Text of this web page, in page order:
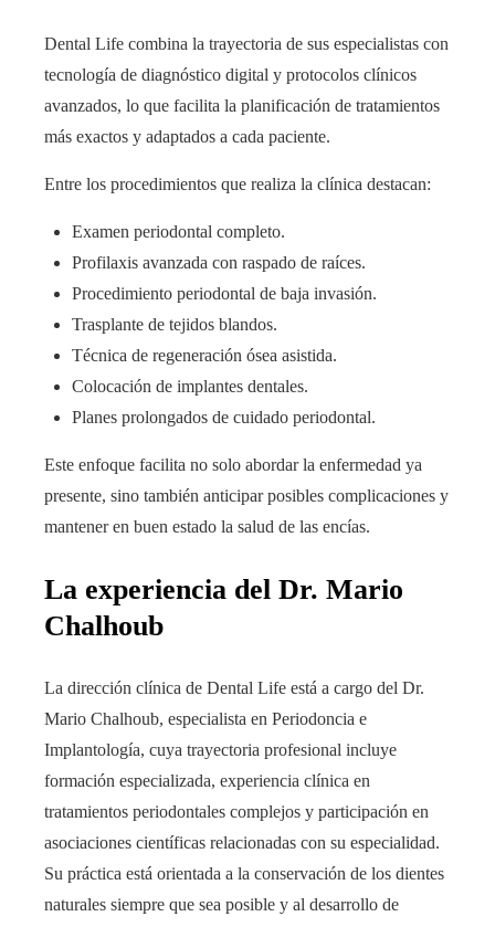
Dental Life combina la trayectoria de sus especialistas con
tecnología de diagnóstico digital y protocolos clínicos
avanzados, lo que facilita la planificación de tratamientos
más exactos y adaptados a cada paciente.
Entre los procedimientos que realiza la clínica destacan:
Examen periodontal completo.
Profilaxis avanzada con raspado de raíces.
Procedimiento periodontal de baja invasión.
Trasplante de tejidos blandos.
Técnica de regeneración ósea asistida.
Colocación de implantes dentales.
Planes prolongados de cuidado periodontal.
Este enfoque facilita no solo abordar la enfermedad ya
presente, sino también anticipar posibles complicaciones y
mantener en buen estado la salud de las encías.
La experiencia del Dr. Mario
Chalhoub
La dirección clínica de Dental Life está a cargo del Dr.
Mario Chalhoub, especialista en Periodoncia e
Implantología, cuya trayectoria profesional incluye
formación especializada, experiencia clínica en
tratamientos periodontales complejos y participación en
asociaciones científicas relacionadas con su especialidad.
Su práctica está orientada a la conservación de los dientes
naturales siempre que sea posible y al desarrollo de